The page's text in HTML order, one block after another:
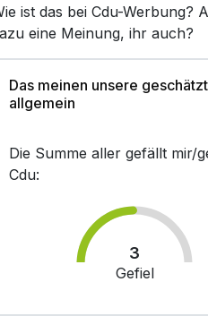
ist das bei Cdu-
eine Meinung, ihr auch?
Das meinen unsere
allgemein
Die Summe aller gefällt mir/
Cdu:
3
Gefiel